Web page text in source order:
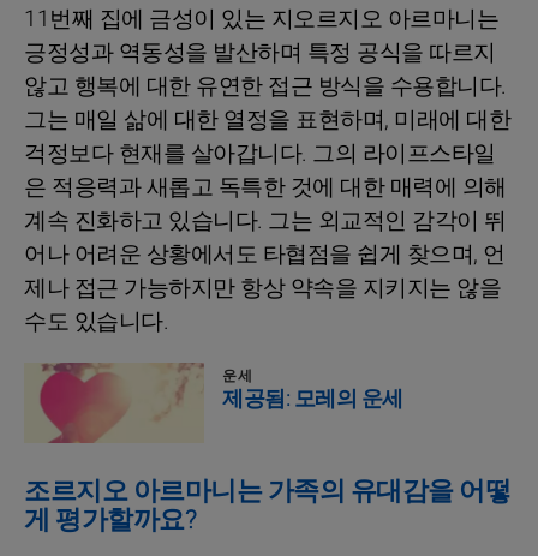
11번째 집에 금성이 있는 지오르지오 아르마니는
긍정성과 역동성을 발산하며 특정 공식을 따르지
않고 행복에 대한 유연한 접근 방식을 수용합니다.
그는 매일 삶에 대한 열정을 표현하며, 미래에 대한
걱정보다 현재를 살아갑니다. 그의 라이프스타일
은 적응력과 새롭고 독특한 것에 대한 매력에 의해
계속 진화하고 있습니다. 그는 외교적인 감각이 뛰
어나 어려운 상황에서도 타협점을 쉽게 찾으며, 언
제나 접근 가능하지만 항상 약속을 지키지는 않을
수도 있습니다.
운세
제공됨: 모레의 운세
조르지오 아르마니는 가족의 유대감을 어떻
게 평가할까요?